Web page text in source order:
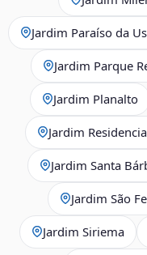
Jardim Paraíso da
Jardim Parque
Jardim Planalto
Jardim
Jardim Santa
Jardim São
Jardim Siriema